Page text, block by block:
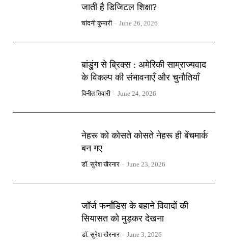
जाती है डिजिटल शिक्षा?
चांदनी कुमारी - June 26, 2026
बांडुंग से ब्रिक्स : अमेरिकी साम्राज्यवाद
के विकल्प की संभावनाएँ और चुनौतियाँ
विनीत तिवारी - June 24, 2026
नेहरू को कोसते कोसते नेहरू ही बेंचमार्क
बन गए
डॉ. सुरेश खैरनार - June 23, 2026
जॉर्ज फर्नांडिस के बहाने विवादों की
सियासत को मुड़कर देखना
डॉ. सुरेश खैरनार - June 3, 2026